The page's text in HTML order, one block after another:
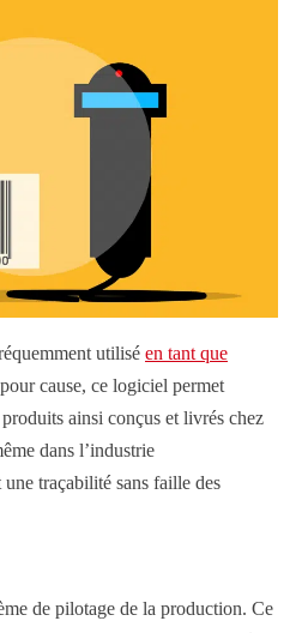
utilisé en tant que
cause, ce logiciel permet
ainsi conçus et livrés chez
dans l’industrie
traçabilité sans faille des
de pilotage de la production. Ce